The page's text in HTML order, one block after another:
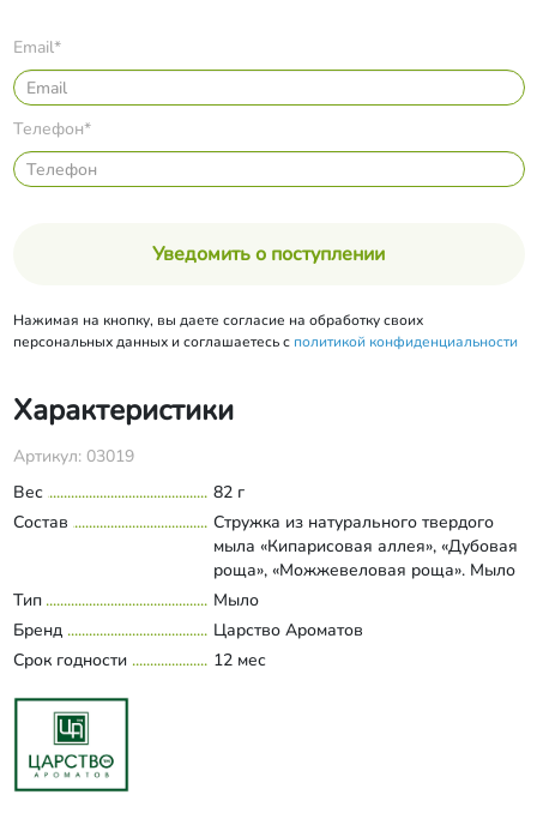
Email*
Телефон*
Уведомить о поступлении
Нажимая на кнопку, вы даете согласие на обработку своих
персональных данных и соглашаетесь с политикой конфиденциальности
Характеристики
Артикул: 03019
Вес
82 г
Состав
Стружка из натурального твердого
мыла «Кипарисовая аллея», «Дубовая
роща», «Можжевеловая роща». Мыло
«Кипарисовая аллея» - омыленные
растительные масла: пальмовое,
кокосовое, оливковое, вода, масла
касторовое, жожоба, ромашки,
Развернуть состав
Тип
Мыло
Бренд
Царство Ароматов
Срок годности
12 мес